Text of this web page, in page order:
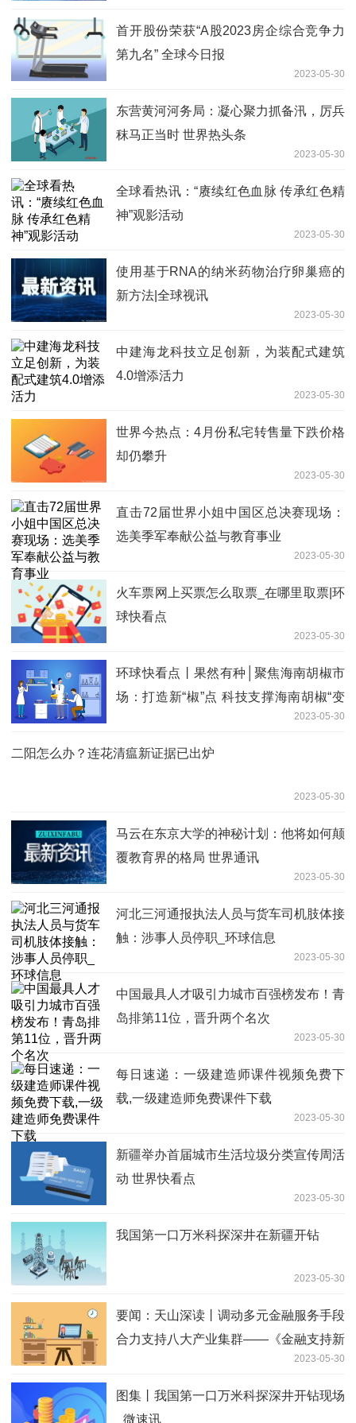
首开股份荣获“A股2023房企综合竞争力
第九名” 全球今日报
2023-05-30
东营黄河河务局：凝心聚力抓备汛，厉兵
秣马正当时 世界热头条
2023-05-30
全球看热讯：“赓续红色血脉 传承红色精
神”观影活动
2023-05-30
使用基于RNA的纳米药物治疗卵巢癌的
新方法|全球视讯
2023-05-30
中建海龙科技立足创新，为装配式建筑
4.0增添活力
2023-05-30
世界今热点：4月份私宅转售量下跌价格
却仍攀升
2023-05-30
直击72届世界小姐中国区总决赛现场：
选美季军奉献公益与教育事业
2023-05-30
火车票网上买票怎么取票_在哪里取票|环
球快看点
2023-05-30
环球快看点丨果然有种│聚焦海南胡椒市
场：打造新“椒”点 科技支撑海南胡椒“变
2023-05-30
二阳怎么办？连花清瘟新证据已出炉
2023-05-30
马云在东京大学的神秘计划：他将如何颠
覆教育界的格局 世界通讯
2023-05-30
河北三河通报执法人员与货车司机肢体接
触：涉事人员停职_环球信息
2023-05-30
中国最具人才吸引力城市百强榜发布！青
岛排第11位，晋升两个名次
2023-05-30
每日速递：一级建造师课件视频免费下
载,一级建造师免费课件下载
2023-05-30
新疆举办首届城市生活垃圾分类宣传周活
动 世界快看点
2023-05-30
我国第一口万米科探深井在新疆开钻
2023-05-30
要闻：天山深读丨调动多元金融服务手段
合力支持八大产业集群——《金融支持新
疆“八大产业集群”发展若干措施》政策解
读
2023-05-30
图集丨我国第一口万米科探深井开钻现场
_微速讯